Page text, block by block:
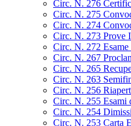
Circ. N. 276
Circ. N. 275
Circ. N. 274
Circ. N. 273 Prove
Circ. N. 272
Circ. N. 267
Circ. N. 265
Circ. N. 263
Circ. N. 256
Circ. N. 255 Esami
Circ. N. 254
Circ. N. 253 Carta